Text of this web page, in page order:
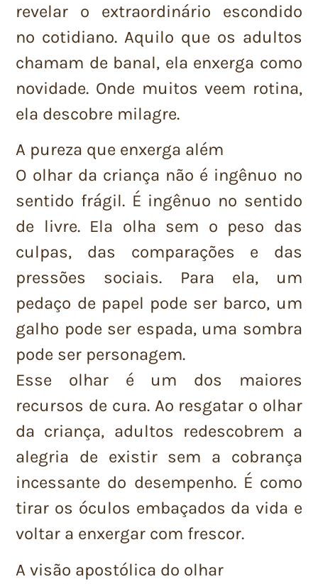
revelar o extraordinário escondido
no cotidiano. Aquilo que os adultos
chamam de banal, ela enxerga como
novidade. Onde muitos veem rotina,
ela descobre milagre.
A pureza que enxerga além
O olhar da criança não é ingênuo no
sentido frágil. É ingênuo no sentido
de livre. Ela olha sem o peso das
culpas, das comparações e das
pressões sociais. Para ela, um
pedaço de papel pode ser barco, um
galho pode ser espada, uma sombra
pode ser personagem.
Esse olhar é um dos maiores
recursos de cura. Ao resgatar o olhar
da criança, adultos redescobrem a
alegria de existir sem a cobrança
incessante do desempenho. É como
tirar os óculos embaçados da vida e
voltar a enxergar com frescor.
A visão apostólica do olhar